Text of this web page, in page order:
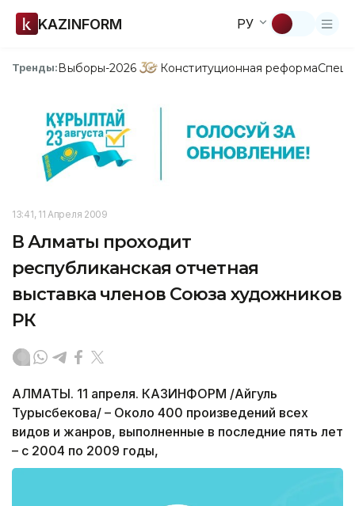
KAZINFORM РУ
Тренды:Выборы-2026 Конституционная реформа
13:41, 11 Апреля 2009
В Алматы проходит
республиканская отчетная
выставка членов Союза художников
РК
АЛМАТЫ. 11 апреля. КАЗИНФОРМ /Айгуль
Турысбекова/ – Около 400 произведений всех
видов и жанров, выполненные в последние пять лет
– с 2004 по 2009 годы,